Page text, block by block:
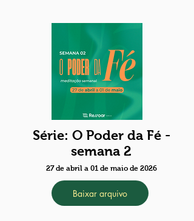
Série: O Poder da Fé -
semana 2
27 de abril a 01 de maio de 2026
Baixar arquivo